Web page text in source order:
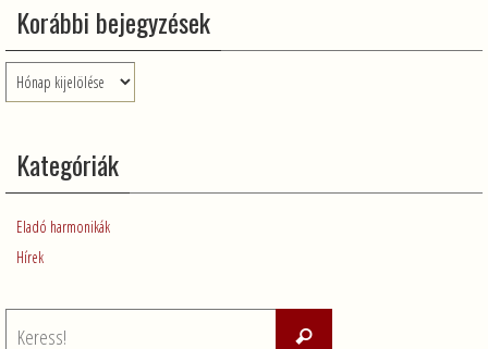
Korábbi bejegyzések
Korábbi
bejegyzések
Kategóriák
Eladó harmonikák
Hírek
Keress!